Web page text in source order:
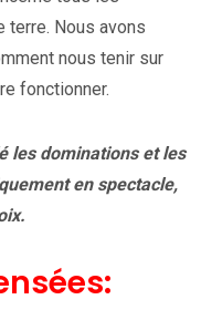
terre. Nous avons
nous tenir sur
fonctionner.
les dominations et les
en spectacle,